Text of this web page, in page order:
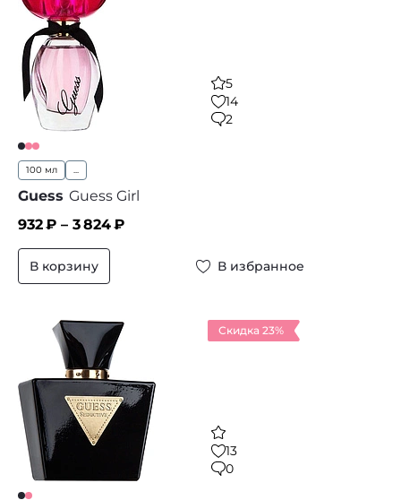
5
14
2
100 мл ...
Guess Guess Girl
932₽ – 3 824₽
В корзину В избранное
Скидка 23%
13
0